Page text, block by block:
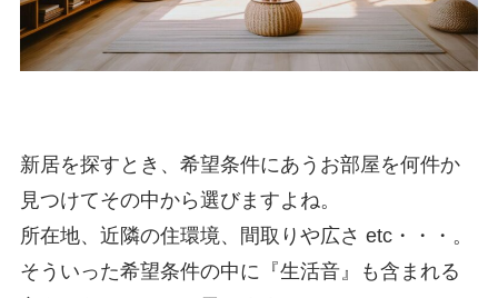
新居を探すとき、希望条件にあうお部屋を何件か
見つけてその中から選びますよね。
所在地、近隣の住環境、間取りや広さ etc・・・。
そういった希望条件の中に『生活音』も含まれる